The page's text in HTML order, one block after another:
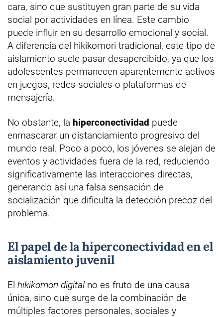
cara, sino que sustituyen gran parte de su vida
social por actividades en línea. Este cambio
puede influir en su desarrollo emocional y social.
A diferencia del hikikomori tradicional, este tipo de
aislamiento suele pasar desapercibido, ya que los
adolescentes permanecen aparentemente activos
en juegos, redes sociales o plataformas de
mensajería.
No obstante, la hiperconectividad puede
enmascarar un distanciamiento progresivo del
mundo real. Poco a poco, los jóvenes se alejan de
eventos y actividades fuera de la red, reduciendo
significativamente las interacciones directas,
generando así una falsa sensación de
socialización que dificulta la detección precoz del
problema.
El papel de la hiperconectividad en el
aislamiento juvenil
El hikikomori digital no es fruto de una causa
única, sino que surge de la combinación de
múltiples factores personales, sociales y